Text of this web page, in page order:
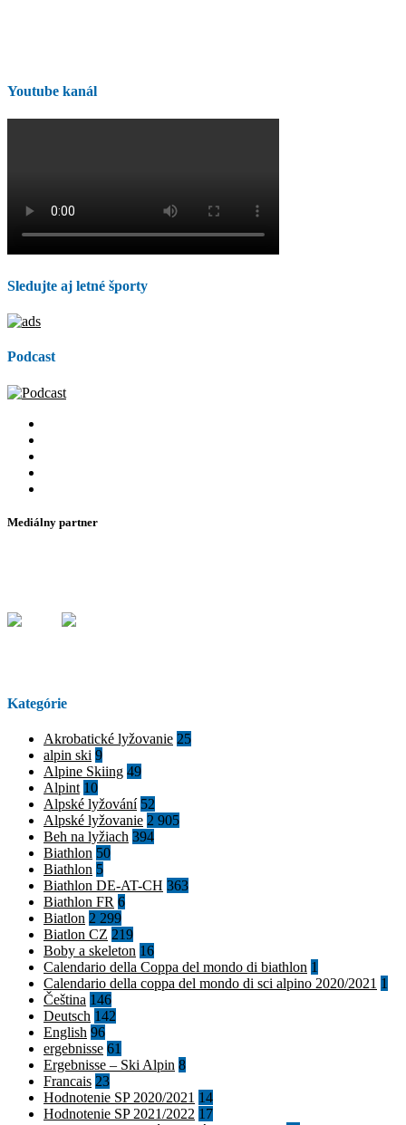
Youtube kanál
Sledujte aj letné športy
Podcast
Mediálny partner
Kategórie
Akrobatické lyžovanie 25
alpin ski 9
Alpine Skiing 49
Alpint 10
Alpské lyžování 52
Alpské lyžovanie 2 905
Beh na lyžiach 394
Biathlon 50
Biathlon 5
Biathlon DE-AT-CH 363
Biathlon FR 6
Biatlon 2 299
Biatlon CZ 219
Boby a skeleton 16
Calendario della Coppa del mondo di biathlon 1
Calendario della coppa del mondo di sci alpino 2020/2021 1
Čeština 146
Deutsch 142
English 96
ergebnisse 61
Ergebnisse – Ski Alpin 8
Francais 23
Hodnotenie SP 2020/2021 14
Hodnotenie SP 2021/2022 17